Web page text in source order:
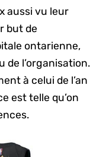
aussi vu leur
but de
ontarienne,
de l’organisation.
à celui de l’an
est telle qu’on